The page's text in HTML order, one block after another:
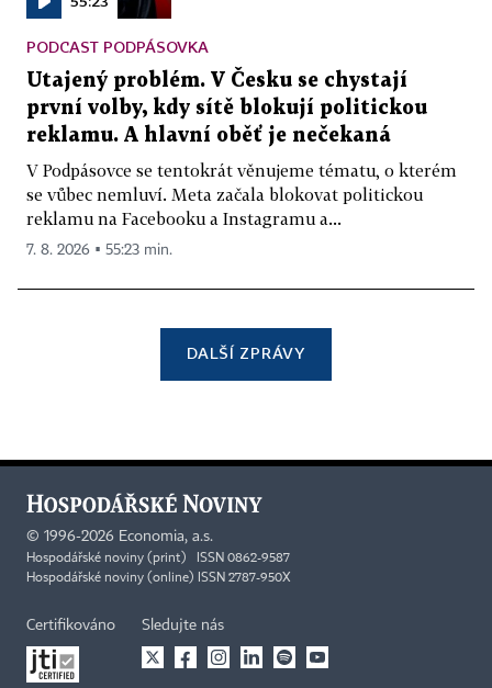
PODCAST PODPÁSOVKA
Utajený problém. V Česku se chystají
první volby, kdy sítě blokují politickou
reklamu. A hlavní oběť je nečekaná
V Podpásovce se tentokrát věnujeme tématu, o kterém
se vůbec nemluví. Meta začala blokovat politickou
reklamu na Facebooku a Instagramu a...
7. 8. 2026 ▪ 55:23 min.
DALŠÍ ZPRÁVY
© 1996-2026 Economia, a.s.
Hospodářské noviny (print) ISSN 0862-9587
Hospodářské noviny (online) ISSN 2787-950X
Certifikováno Sledujte nás